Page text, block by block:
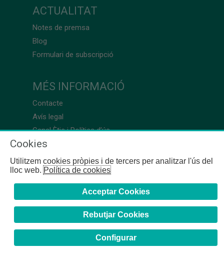
ACTUALITAT
Notes de premsa
Blog
Formulari de subscripció
MÉS INFORMACIÓ
Contacte
Avís legal
Canal Ètic i Política d’ús
Cookies
Utilitzem cookies pròpies i de tercers per analitzar l'ús del
lloc web.Política de cookies
Acceptar Cookies
Rebutjar Cookies
Configurar